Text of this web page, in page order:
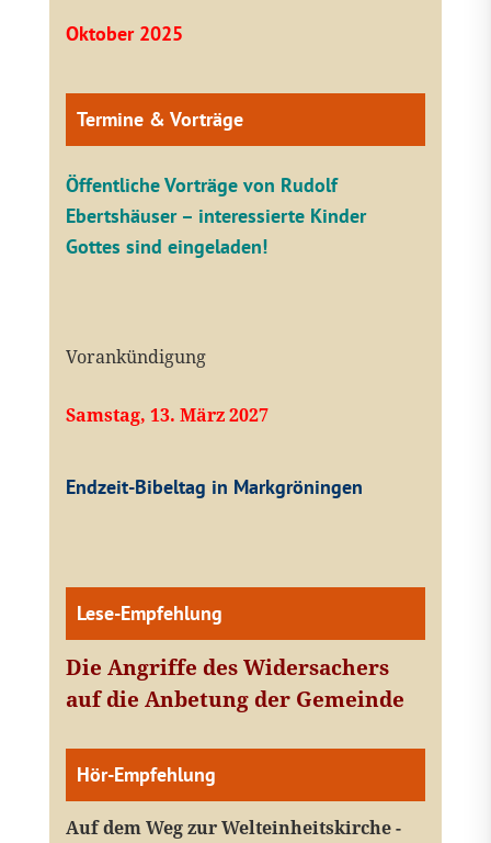
Oktober 2025
Termine & Vorträge
Öffentliche Vorträge von Rudolf
Ebertshäuser – interessierte Kinder
Gottes sind eingeladen!
Vorankündigung
Samstag, 13. März 2027
Endzeit-Bibeltag in Markgröningen
Lese-Empfehlung
Die Angriffe des Widersachers
auf die Anbetung der Gemeinde
Hör-Empfehlung
Auf dem Weg zur Welteinheitskirche -